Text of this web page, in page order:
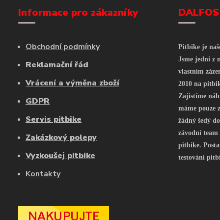
Informace pro zákazníky
Obchodní podmínky
Reklamační řád
Vrácení a výměna zboží
GDPR
Servis pitbike
Zakázkový polepy
Vyzkoušej pitbike
Kontakty
Pitbike je
Jsme jedni z
vlastním
2010 na
Zajistíme
máme pouze
žádný šedý
závodní
pitbike.
testování